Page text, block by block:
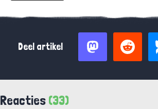
Deel artikel
Reacties (33)